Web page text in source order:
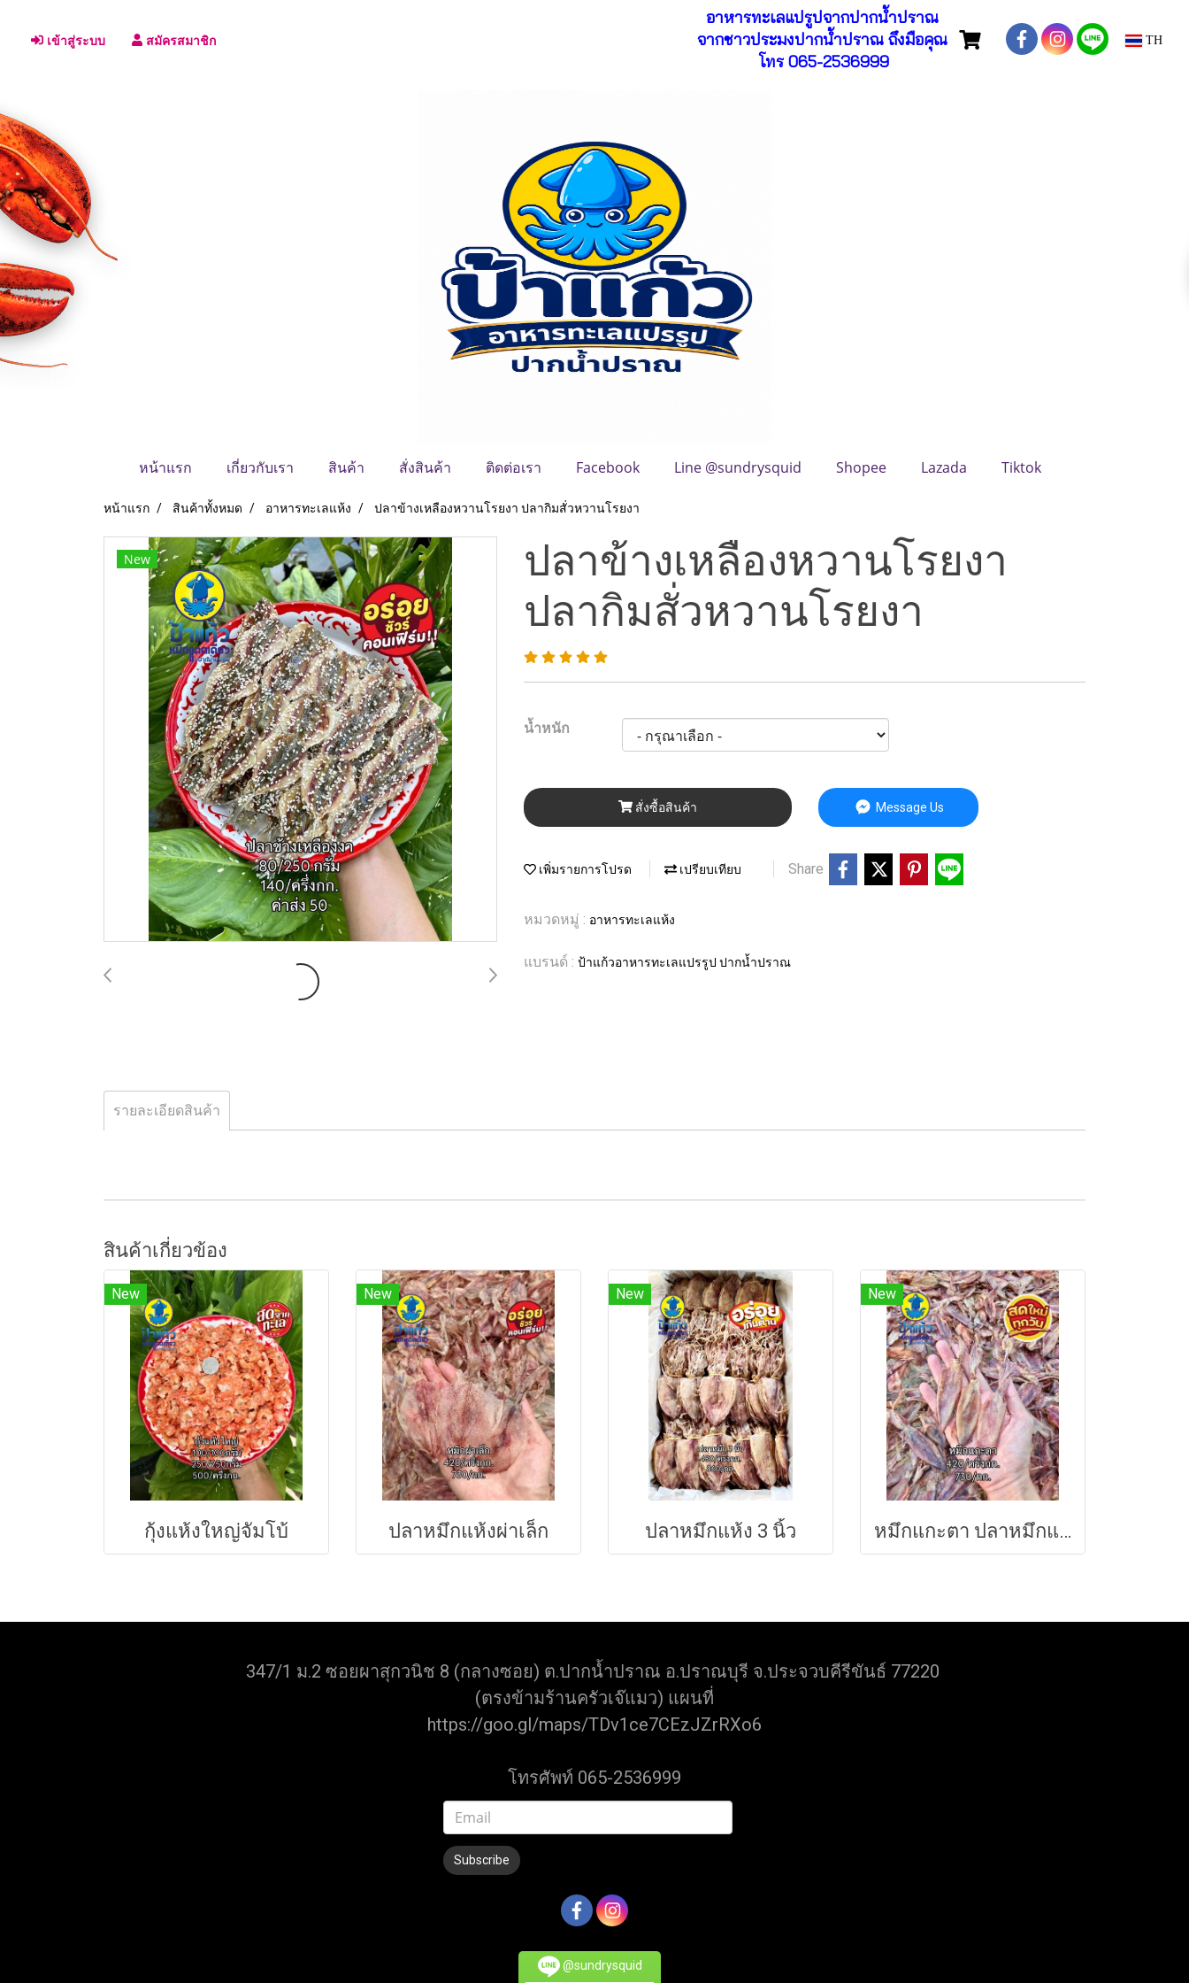
เข้าสู่ระบบ สมัครสมาชิก
อาหารทะเลแปรูปจากปากน้ำปราณ
จากชาวประมงปากน้ำปราณ ถึงมือคุณ
โทร 065-2536999
TH
หน้าแรก เกี่ยวกับเรา สินค้า สั่งสินค้า ติดต่อเรา Facebook Line @sundrysquid Shopee Lazada Tiktok
หน้าแรก สินค้าทั้งหมด อาหารทะเลแห้ง ปลาข้างเหลืองหวานโรยงา ปลากิมสั่วหวานโรยงา
New
ปลาข้างเหลืองหวานโรยงา
ปลากิมสั่วหวานโรยงา
น้ำหนัก
สั่งซื้อสินค้า Message Us
เพิ่มรายการโปรด เปรียบเทียบ Share
หมวดหมู่ : อาหารทะเลแห้ง
แบรนด์ : ป้าแก้วอาหารทะเลแปรรูป ปากน้ำปราณ
รายละเอียดสินค้า
สินค้าเกี่ยวข้อง
New
กุ้งแห้งใหญ่จัมโบ้
New
ปลาหมึกแห้งผ่าเล็ก
New
ปลาหมึกแห้ง 3 นิ้ว
New
หมึกแกะตา ปลาหมึกแห้ง
347/1 ม.2 ซอยผาสุกวนิช 8 (กลางซอย) ต.ปากน้ำปราณ อ.ปราณบุรี จ.ประจวบคีรีขันธ์ 77220
(ตรงข้ามร้านครัวเจ๊แมว) แผนที่
https://goo.gl/maps/TDv1ce7CEzJZrRXo6
โทรศัพท์ 065-2536999
Subscribe
@sundrysquid